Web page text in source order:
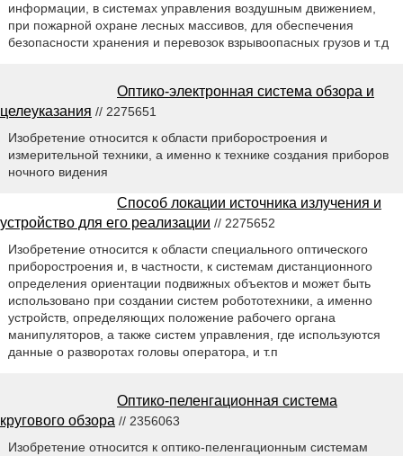
информации, в системах управления воздушным движением,
при пожарной охране лесных массивов, для обеспечения
безопасности хранения и перевозок взрывоопасных грузов и т.д
Оптико-электронная система обзора и
целеуказания // 2275651
Изобретение относится к области приборостроения и
измерительной техники, а именно к технике создания приборов
ночного видения
Способ локации источника излучения и
устройство для его реализации // 2275652
Изобретение относится к области специального оптического
приборостроения и, в частности, к системам дистанционного
определения ориентации подвижных объектов и может быть
использовано при создании систем робототехники, а именно
устройств, определяющих положение рабочего органа
манипуляторов, а также систем управления, где используются
данные о разворотах головы оператора, и т.п
Оптико-пеленгационная система
кругового обзора // 2356063
Изобретение относится к оптико-пеленгационным системам